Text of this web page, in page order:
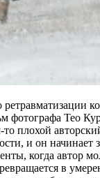
Тео
плохой
и он начинает
когда автор
в